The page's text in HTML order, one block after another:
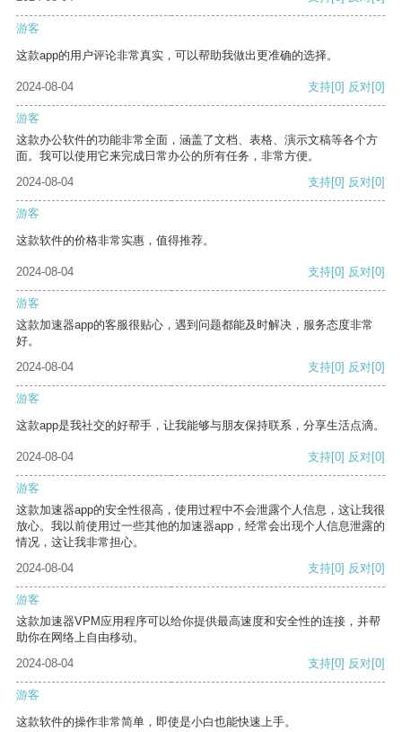
游客
这款app的用户评论非常真实，可以帮助我做出更准确的选择。
2024-08-04 支持[0] 反对[0]
游客
这款办公软件的功能非常全面，涵盖了文档、表格、演示文稿等各个方
面。我可以使用它来完成日常办公的所有任务，非常方便。
2024-08-04
支持[0] 反对[0]
游客
这款软件的价格非常实惠，值得推荐。
2024-08-04 支持[0] 反对[0]
游客
这款加速器app的客服很贴心，遇到问题都能及时解决，服务态度非常
好。
2024-08-04
支持[0] 反对[0]
游客
这款app是我社交的好帮手，让我能够与朋友保持联系，分享生活点滴。
2024-08-04 支持[0] 反对[0]
游客
这款加速器app的安全性很高，使用过程中不会泄露个人信息，这让我很
放心。我以前使用过一些其他的加速器app，经常会出现个人信息泄露的
情况，这让我非常担心。
2024-08-04
支持[0] 反对[0]
游客
这款加速器VPM应用程序可以给你提供最高速度和安全性的连接，并帮
助你在网络上自由移动。
2024-08-04
支持[0] 反对[0]
游客
这款软件的操作非常简单，即使是小白也能快速上手。